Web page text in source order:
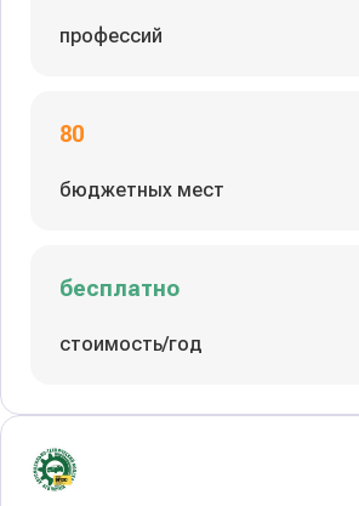
профессий
80
бюджетных мест
бесплатно
стоимость/год